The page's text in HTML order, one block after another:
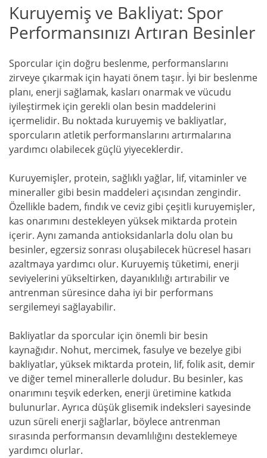
Kuruyemiş ve Bakliyat: Spor
Performansınızı Artıran Besinler
Sporcular için doğru beslenme, performanslarını
zirveye çıkarmak için hayati önem taşır. İyi bir beslenme
planı, enerji sağlamak, kasları onarmak ve vücudu
iyileştirmek için gerekli olan besin maddelerini
içermelidir. Bu noktada kuruyemiş ve bakliyatlar,
sporcuların atletik performanslarını artırmalarına
yardımcı olabilecek güçlü yiyeceklerdir.
Kuruyemişler, protein, sağlıklı yağlar, lif, vitaminler ve
mineraller gibi besin maddeleri açısından zengindir.
Özellikle badem, fındık ve ceviz gibi çeşitli kuruyemişler,
kas onarımını destekleyen yüksek miktarda protein
içerir. Aynı zamanda antioksidanlarla dolu olan bu
besinler, egzersiz sonrası oluşabilecek hücresel hasarı
azaltmaya yardımcı olur. Kuruyemiş tüketimi, enerji
seviyelerini yükseltirken, dayanıklılığı artırabilir ve
antrenman süresince daha iyi bir performans
sergilemeyi sağlayabilir.
Bakliyatlar da sporcular için önemli bir besin
kaynağıdır. Nohut, mercimek, fasulye ve bezelye gibi
bakliyatlar, yüksek miktarda protein, lif, folik asit, demir
ve diğer temel minerallerle doludur. Bu besinler, kas
onarımını teşvik ederken, enerji üretimine katkıda
bulunurlar. Ayrıca düşük glisemik indeksleri sayesinde
uzun süreli enerji sağlarlar, böylece antrenman
sırasında performansın devamlılığını desteklemeye
yardımcı olurlar.